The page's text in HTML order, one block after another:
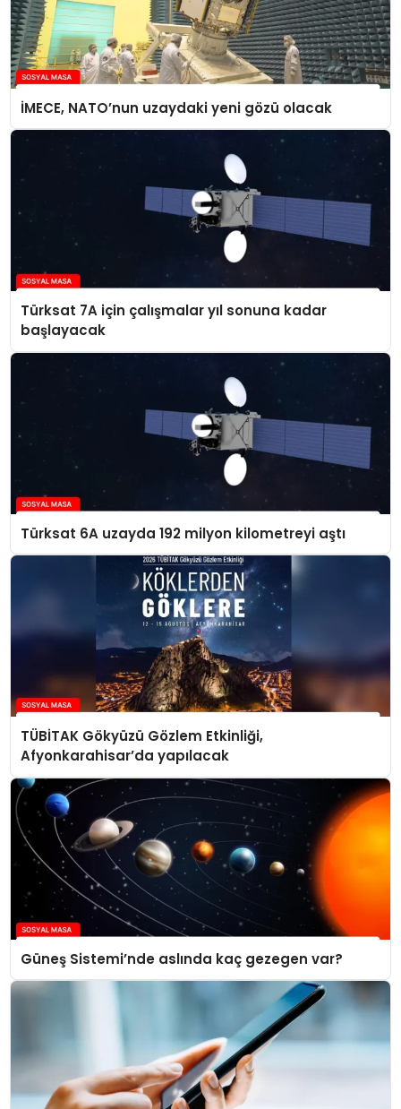
İMECE, NATO’nun uzaydaki yeni gözü olacak
Türksat 7A için çalışmalar yıl sonuna kadar
başlayacak
Türksat 6A uzayda 192 milyon kilometreyi aştı
TÜBİTAK Gökyüzü Gözlem Etkinliği,
Afyonkarahisar’da yapılacak
Güneş Sistemi’nde aslında kaç gezegen var?